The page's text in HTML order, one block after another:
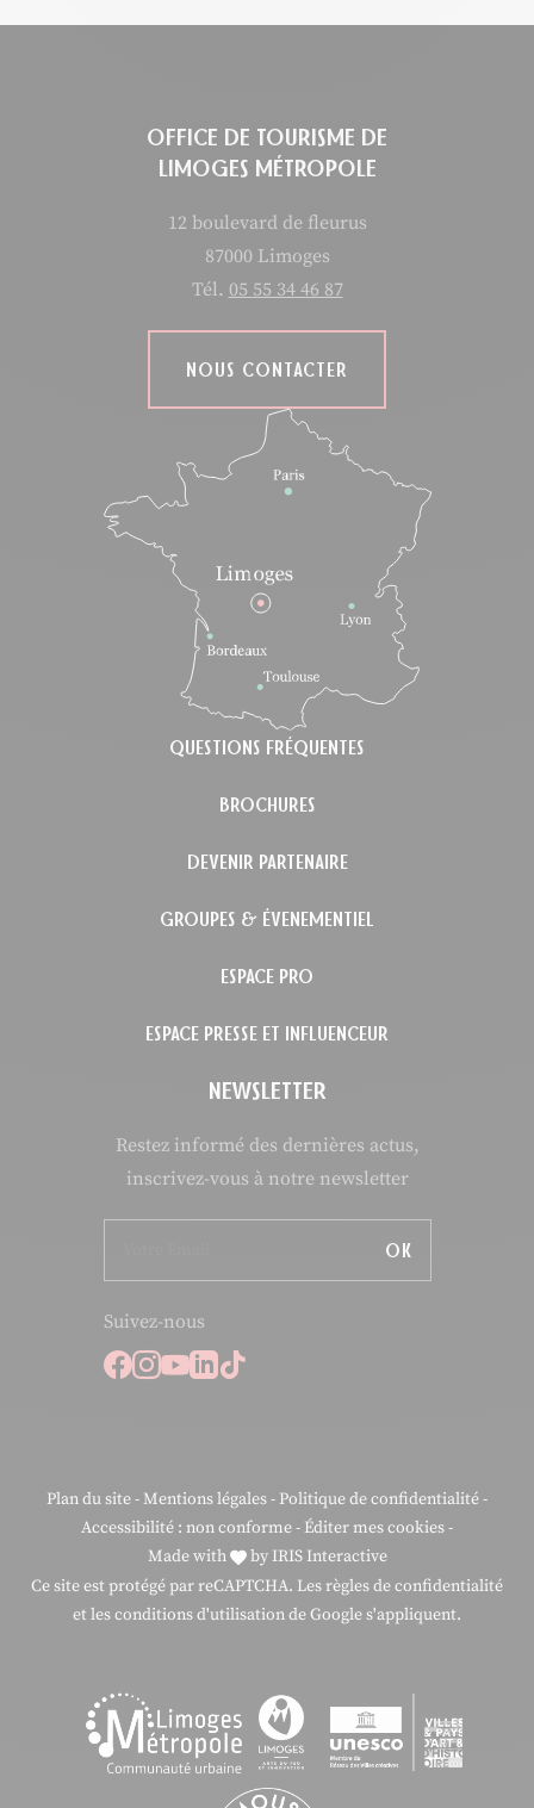
OFFICE DE TOURISME DE
LIMOGES MÉTROPOLE
12 boulevard de fleurus
87000 Limoges
Tél. 05 55 34 46 87
NOUS CONTACTER
QUESTIONS FRÉQUENTES
BROCHURES
DEVENIR PARTENAIRE
GROUPES & ÉVENEMENTIEL
ESPACE PRO
ESPACE PRESSE ET INFLUENCEUR
NEWSLETTER
Restez informé des dernières actus,
inscrivez-vous à notre newsletter
OK
Suivez-nous
Suivez-nous sur Facebook
Suivez-nous sur Instagram
Suivez-nous sur Youtube
Suivez-nous sur
Suivez-nous sur Tiktok
Plan du site-Mentions légales- Politique de confidentialité-
Accessibilité : non conforme-Éditer mes cookies-
Made with
by IRIS Interactive
Ce site est protégé par reCAPTCHA. Lesrègles de confidentialité
et lesconditions d'utilisationde Google s'appliquent.